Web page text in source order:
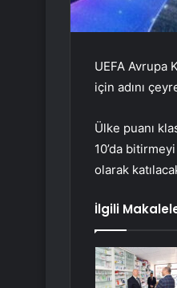
UEFA Avrupa
için adını
Ülke puanı
10’da
olarak
İlgili